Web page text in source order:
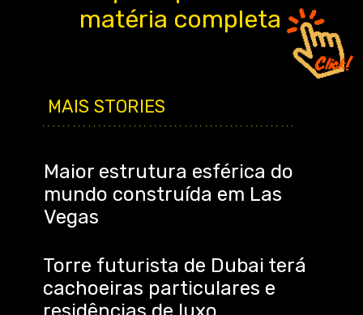
matéria completa
MAIS STORIES
Torre futurista de Dubai terá
cachoeiras particulares e
Maior estrutura esférica do
mundo construída em Las
Vegas